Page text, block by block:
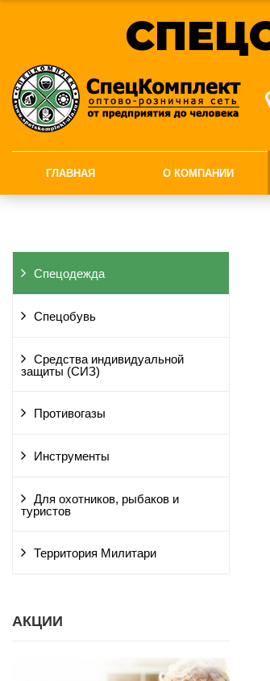
ГЛАВНАЯ О КОМПАНИИ
Спецодежда
Спецобувь
Средства индивидуальной
защиты (СИЗ)
Противогазы
Инструменты
Для охотников, рыбаков и
туристов
Территория Милитари
АКЦИИ